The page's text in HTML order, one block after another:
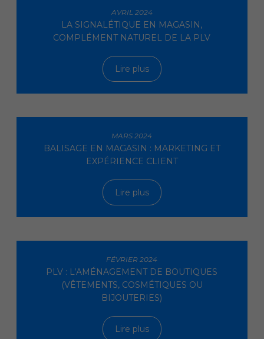
AVRIL 2024
LA SIGNALÉTIQUE EN MAGASIN,
COMPLÉMENT NATUREL DE LA PLV
Lire plus
MARS 2024
BALISAGE EN MAGASIN : MARKETING ET
EXPÉRIENCE CLIENT
Lire plus
FÉVRIER 2024
PLV : L’AMÉNAGEMENT DE BOUTIQUES
(VÊTEMENTS, COSMÉTIQUES OU
BIJOUTERIES)
Lire plus